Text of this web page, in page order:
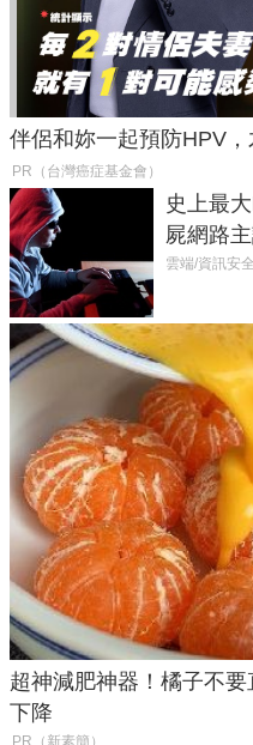
伴侶和妳一起預防HPV，
PR（台灣癌症基金會）
史上最
屍網路
癱瘓全球
雲端/資訊安全
超神減肥神器！橘子不
下降
PR（新素簡）